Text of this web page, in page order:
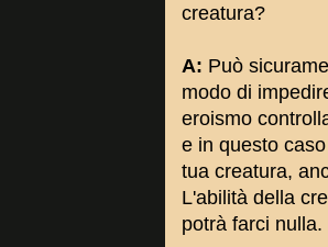
creatura?
A: Può
modo di
eroismo
e in questo
tua creatura,
L'abilità della
potrà farci nulla.